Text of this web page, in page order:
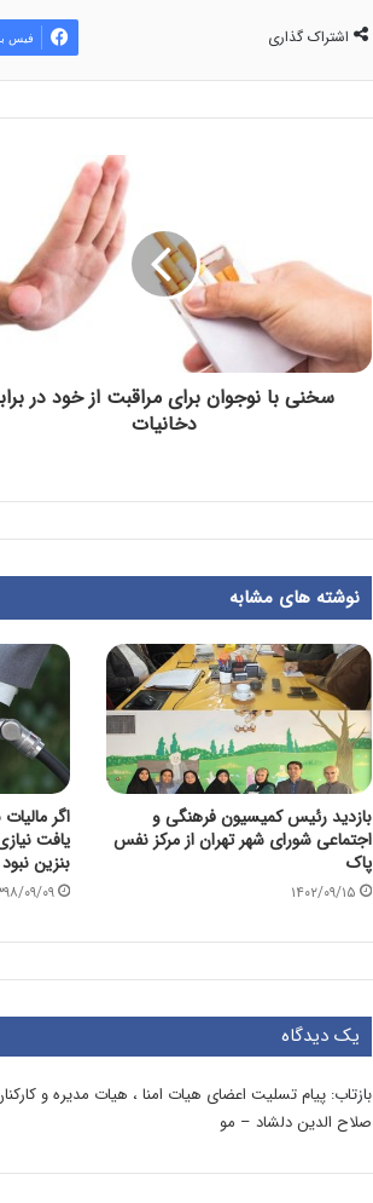
اشتراک گذاری فیس
سخنی با نوجوان برای مراقبت از خود در
دخانیات
نوشته های مشابه
بازدید رئیس کمیسیون فرهنگی و
اجتماعی شورای شهر تهران از مرکز نفس
پاک
۱۴۰۲/۰۹/۱۵
بنزین نبود
۱۳۹۸/۰۹/
یک دیدگاه
بازتاب: پیام تسلیت اعضای هیات امنا ، هیات مدیره و
صلاح الدین دلشاد – مو